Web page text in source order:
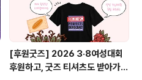
[후원굿즈] 2026 3·8여성대회
후원하고, 굿즈 티셔츠도 받아가세